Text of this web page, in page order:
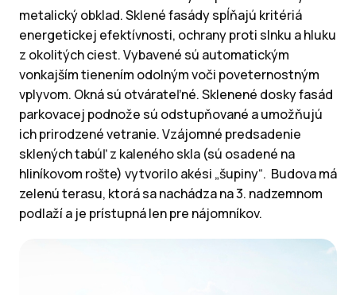
metalický obklad. Sklené fasády spĺňajú kritériá
energetickej efektívnosti, ochrany proti slnku a hluku
z okolitých ciest. Vybavené sú automatickým
vonkajším tienením odolným voči poveternostným
vplyvom. Okná sú otvárateľné. Sklenené dosky fasád
parkovacej podnože sú odstupňované a umožňujú
ich prirodzené vetranie. Vzájomné predsadenie
sklených tabúľ z kaleného skla (sú osadené na
hliníkovom rošte) vytvorilo akési „šupiny“. Budova má
zelenú terasu, ktorá sa nachádza na 3. nadzemnom
podlaží a je prístupná len pre nájomníkov.